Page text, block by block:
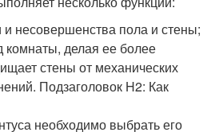
несовершенства пола и стены;
делая ее более
стены от механических
Подзаголовок H2: Как
необходимо выбрать его